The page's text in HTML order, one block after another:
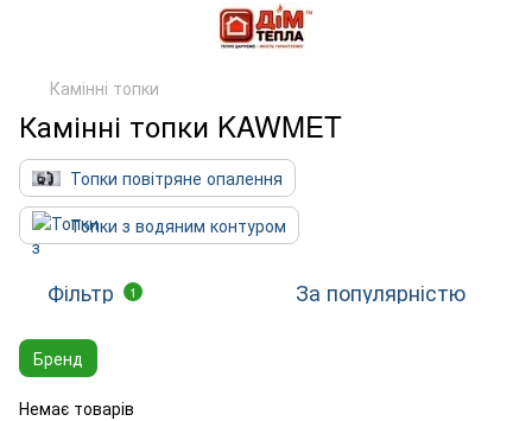
Камінні топки
Камінні топки KAWMET
Топки повітряне опалення
Топки з водяним контуром
Фільтр 1 За популярністю
Бренд
Немає товарів